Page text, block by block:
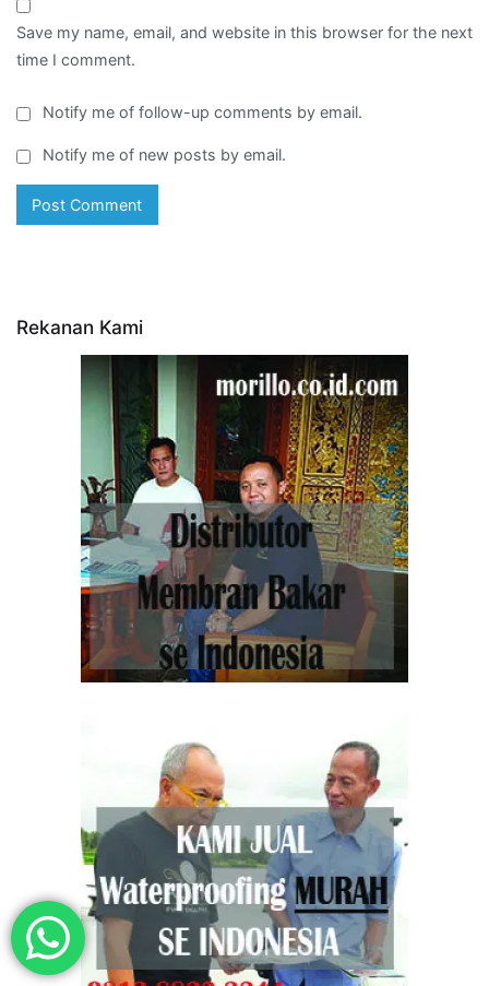
Save my name, email, and website in this browser for the next
time I comment.
Notify me of follow-up comments by email.
Notify me of new posts by email.
Rekanan Kami